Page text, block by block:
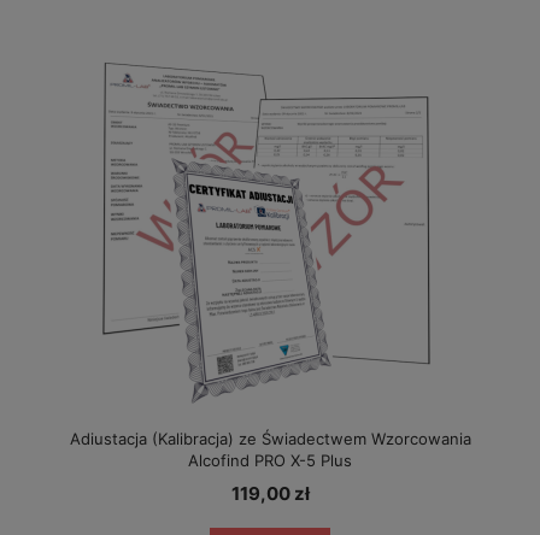
Adiustacja (Kalibracja) ze Świadectwem Wzorcowania
Alcofind PRO X-5 Plus
119,00 zł